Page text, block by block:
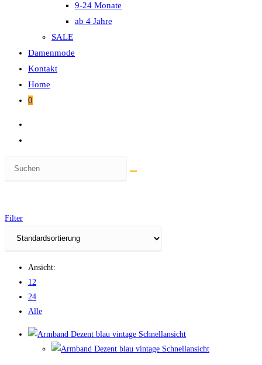
9-24 Monate
ab 4 Jahre
SALE
Damenmode
Kontakt
Home
0
Diese
Filter
Ansicht:
12
24
Alle
Schnellansicht
Schnellansicht